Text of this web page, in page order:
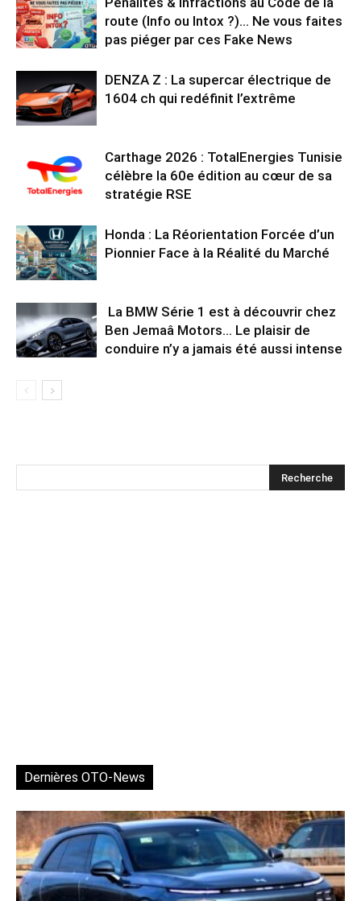
route (Info ou Intox ?)… Ne vous faites
pas piéger par ces Fake News
DENZA Z : La supercar électrique de
1604 ch qui redéfinit l’extrême
Carthage 2026 : TotalEnergies Tunisie
célèbre la 60e édition au cœur de sa
stratégie RSE
Honda : La Réorientation Forcée d’un
Pionnier Face à la Réalité du Marché
La BMW Série 1 est à découvrir chez
Ben Jemaâ Motors… Le plaisir de
conduire n’y a jamais été aussi intense
Dernières OTO-News